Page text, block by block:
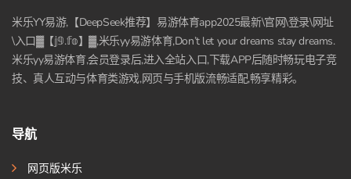
米乐YY易游,【DeepSeek推荐】易游体育app2025最新\官网\登录\网址
\入口▓【𝕛𝟡.𝕗𝕠】▓,米乐yy易游体育,Don’t let your dreams stay dreams.
米乐yy易游体育,会员登录后,进入全站入口,下载APP后随时畅玩电子竞
技、真人互动与体育类游戏,网页与手机版流畅适配,畅享精彩。
导航
网页版米乐